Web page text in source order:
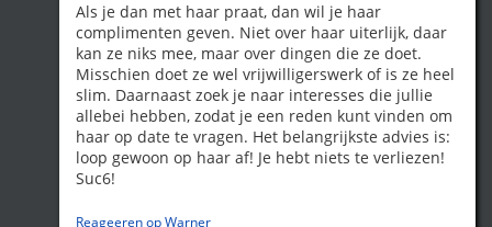
Als je dan met haar praat, dan wil je haar
complimenten geven. Niet over haar uiterlijk, daar
kan ze niks mee, maar over dingen die ze doet.
Misschien doet ze wel vrijwilligerswerk of is ze heel
slim. Daarnaast zoek je naar interesses die jullie
allebei hebben, zodat je een reden kunt vinden om
haar op date te vragen. Het belangrijkste advies is:
loop gewoon op haar af! Je hebt niets te verliezen!
Suc6!
Reageeren op Warner